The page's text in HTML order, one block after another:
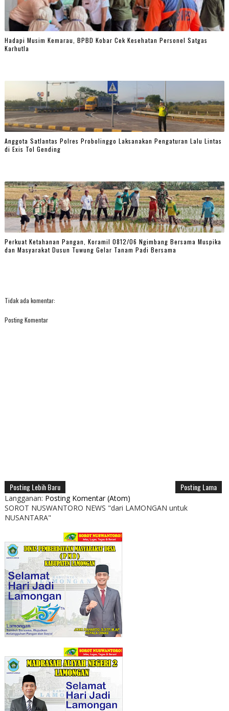
Hadapi Musim Kemarau, BPBD Kobar Cek Kesehatan Personel Satgas
Karhutla
Anggota Satlantas Polres Probolinggo Laksanakan Pengaturan Lalu Lintas
di Exis Tol Gending
Perkuat Ketahanan Pangan, Koramil 0812/06 Ngimbang Bersama Muspika
dan Masyarakat Dusun Tuwung Gelar Tanam Padi Bersama
Tidak ada komentar:
Posting Komentar
Posting Lebih Baru Posting Lama
Langganan: Posting Komentar (Atom)
SOROT NUSWANTORO NEWS "dari LAMONGAN untuk
NUSANTARA"